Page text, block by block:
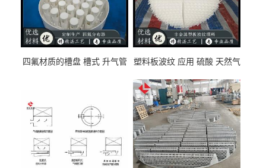
四氟材质的槽盘 槽式 升气管
塑料板波纹 应用 硫酸 天然气